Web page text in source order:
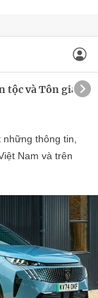
tộc và Tôn giáo
Nam và trên